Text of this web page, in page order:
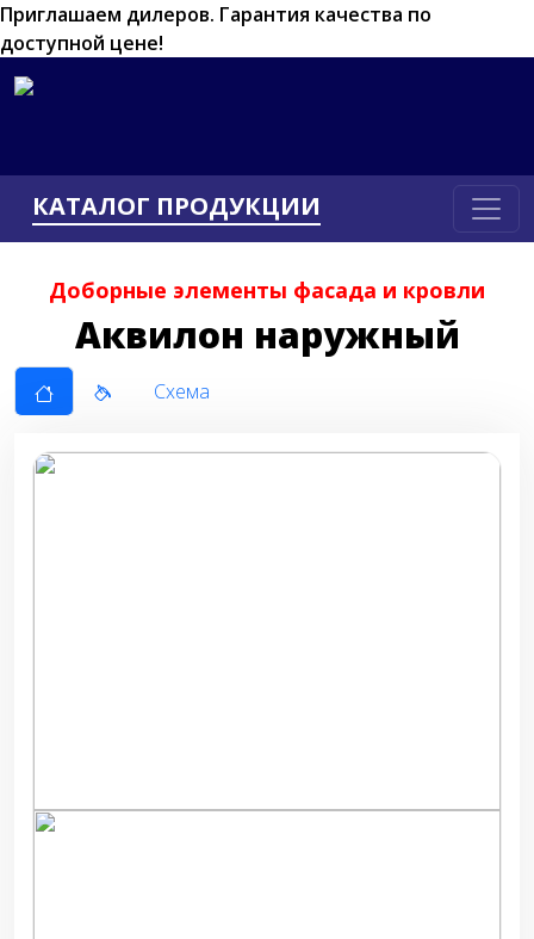
Приглашаем дилеров. Гарантия качества по
доступной цене!
КАТАЛОГ ПРОДУКЦИИ
Доборные элементы фасада и кровли
Аквилон наружный
Схема